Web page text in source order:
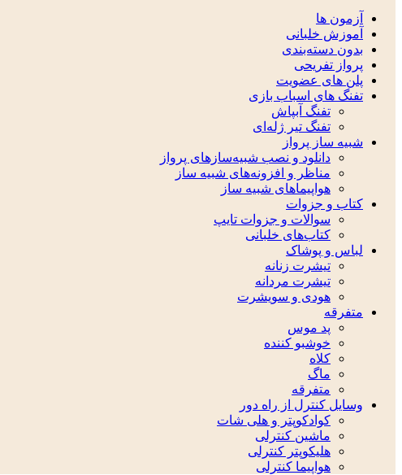
آزمون ها
آموزش خلبانی
بدون دسته‌بندی
پرواز تفریحی
پلن های عضویت
تفنگ های اسباب بازی
تفنگ آبپاش
تفنگ تیر ژله‌ای
شبیه ساز پرواز
دانلود و نصب شبیه‌سازهای پرواز
مناظر و افزونه‌های شبیه ساز
هواپیماهای شبیه ساز
کتاب و جزوات
سوالات و جزوات تایپ
کتاب‌های خلبانی
لباس و پوشاک
تیشرت زنانه
تیشرت مردانه
هودی و سویشرت
متفرقه
پد موس
خوشبو کننده
کلاه
ماگ
متفرقه
وسایل کنترل از راه دور
کوادکوپتر و هلی شات
ماشین کنترلی
هلیکوپتر کنترلی
هواپیما کنترلی